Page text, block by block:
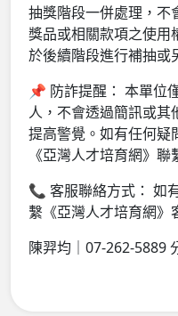
抽獎階段一併處理，不
獎品或相關款項之使用
於後續階段進行補抽或
📌 防詐提醒： 本單位
人，不會透過簡訊或其
提高警覺。如有任何疑
《亞灣人才培育網》聯
📞 客服聯絡方式： 如
繫《亞灣人才培育網》
陳羿均｜07-262-5889